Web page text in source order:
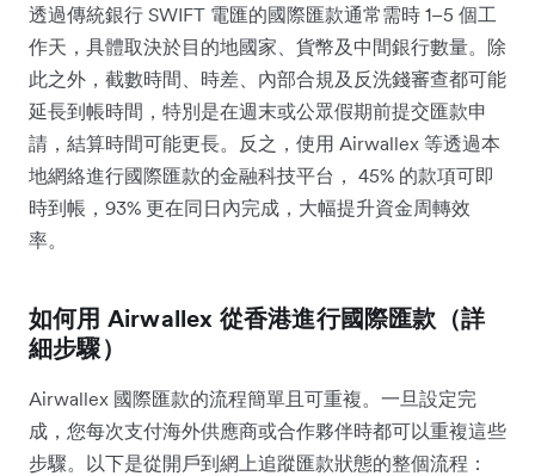
透過傳統銀行 SWIFT 電匯的國際匯款通常需時 1–5 個工
作天，具體取決於目的地國家、貨幣及中間銀行數量。除
此之外，截數時間、時差、內部合規及反洗錢審查都可能
延長到帳時間，特別是在週末或公眾假期前提交匯款申
請，結算時間可能更長。反之，使用 Airwallex 等透過本
地網絡進行國際匯款的金融科技平台， 45% 的款項可即
時到帳，93% 更在同日內完成，大幅提升資金周轉效
率。
如何用 Airwallex 從香港進行國際匯款（詳
細步驟）
Airwallex 國際匯款的流程簡單且可重複。一旦設定完
成，您每次支付海外供應商或合作夥伴時都可以重複這些
步驟。以下是從開戶到網上追蹤匯款狀態的整個流程：